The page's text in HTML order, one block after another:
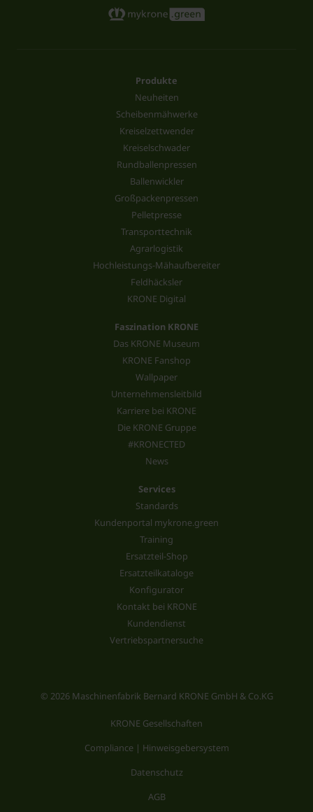
Produkte
Neuheiten
Scheibenmähwerke
Kreiselzettwender
Kreiselschwader
Rundballenpressen
Ballenwickler
Großpackenpressen
Pelletpresse
Transporttechnik
Agrarlogistik
Hochleistungs-Mähaufbereiter
Feldhäcksler
KRONE Digital
Faszination KRONE
Das KRONE Museum
KRONE Fanshop
Wallpaper
Unternehmensleitbild
Karriere bei KRONE
Die KRONE Gruppe
#KRONECTED
News
Services
Standards
Kundenportal mykrone.green
Training
Ersatzteil-Shop
Ersatzteilkataloge
Konfigurator
Kontakt bei KRONE
Kundendienst
Vertriebspartnersuche
© 2026 Maschinenfabrik Bernard KRONE GmbH & Co.KG
KRONE Gesellschaften
Compliance | Hinweisgebersystem
Datenschutz
AGB